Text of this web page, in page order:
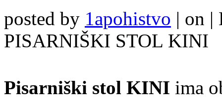
posted by 1apohistvo | on |
PISARNIŠKI STOL KINI
Pisarniški stol KINI ima